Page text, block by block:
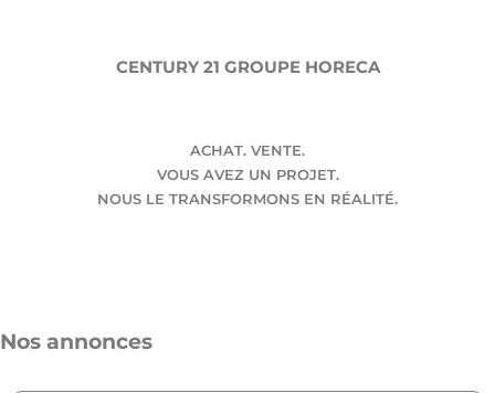
CENTURY 21 GROUPE HORECA
ACHAT. VENTE.
VOUS AVEZ UN PROJET.
NOUS LE TRANSFORMONS EN RÉALITÉ.
Nos annonces